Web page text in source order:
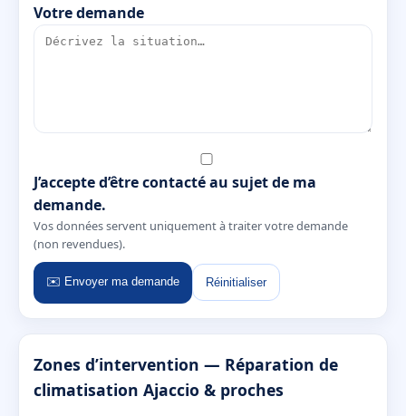
Votre demande
J’accepte d’être contacté au sujet de ma
demande.
Vos données servent uniquement à traiter votre demande
(non revendues).
✉️ Envoyer ma demande Réinitialiser
Zones d’intervention — Réparation de
climatisation Ajaccio & proches